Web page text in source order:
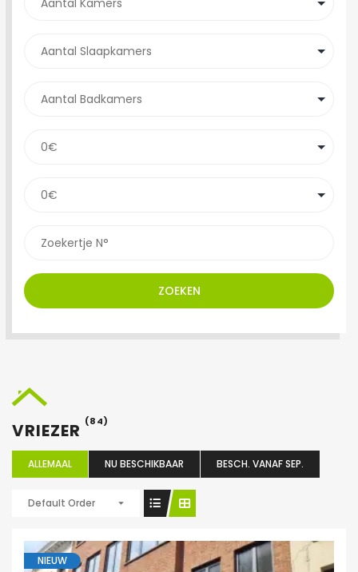
ZOEKEN
VRIEZER (84)
ALLEMAAL NU BESCHIKBAAR BESCH. VANAF SEP.
Default Order
NIEUW